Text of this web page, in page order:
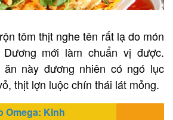
tôm thịt nghe tên rất lạ do món
mới làm chuẩn vị được.
ăn này đương nhiên có ngó lục
thịt lợn luộc chín thái lát mỏng.
Omega: Kinh